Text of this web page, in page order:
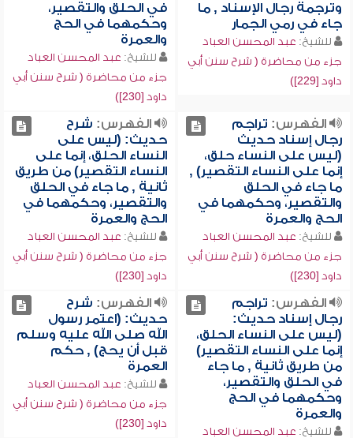
وترجمة رجال الإسناد , ما
جاء في رمي الجمار
للشيخ: عبد المحسن العباد
جزء من محاضرة ( شرح سنن أبي
داود [229])
في الحلق والتقصير،
وحكمهما في الحج
والعمرة
للشيخ: عبد المحسن العباد
جزء من محاضرة ( شرح سنن أبي
داود [230])
الفهرس: تراجم
رجال إسناد حديث
(ليس على النساء حلق،
إنما على النساء التقصير) ,
ما جاء في الحلق
والتقصير، وحكمهما في
الحج والعمرة
للشيخ: عبد المحسن العباد
جزء من محاضرة ( شرح سنن أبي
داود [230])
الفهرس: شرح
حديث: (ليس على
النساء الحلق، إنما على
النساء التقصير) من طريق
ثانية , ما جاء في الحلق
والتقصير، وحكمهما في
الحج والعمرة
للشيخ: عبد المحسن العباد
جزء من محاضرة ( شرح سنن أبي
داود [230])
الفهرس: تراجم
رجال إسناد حديث:
(ليس على النساء الحلق،
إنما على النساء التقصير)
من طريق ثانية , ما جاء
في الحلق والتقصير،
وحكمهما في الحج
والعمرة
للشيخ: عبد المحسن العباد
الفهرس: شرح
حديث: (اعتمر رسول
الله صلى الله عليه وسلم
قبل أن يحج) , حكم
العمرة
للشيخ: عبد المحسن العباد
جزء من محاضرة ( شرح سنن أبي
داود [230])